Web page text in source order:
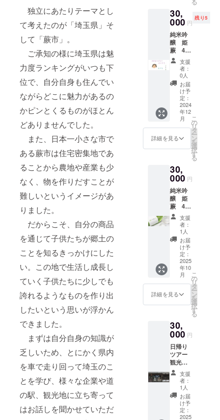
独立にあたりテーマとし
て考えたのが「埼玉県」そ
して「蕨市」。
ご承知の様に埼玉県は魅
力度ランキングがいつも下
位で、自分自身も住んでい
ながらどこに魅力があるの
かピンとくるものがほとん
どありませんでした。
また、日本一小さな市で
ある蕨市は住宅密集地であ
ることから農地や産業も少
なく、物を作りだすことが
難しいというイメージがあ
りました。
だからこそ、自分の商品
を通じて子供たちが郷土の
ことを知るきっかけにした
い。この地で生活し成長し
ていく子供たちに少しでも
誇れるようなものを作り出
したいという思いが浮かん
できました。
まずは自分自身の知識が
乏しいため、とにかく県内
を車で走り回って埼玉のこ
とを学び、様々な企業や道
の駅、観光地に立ち寄って
はお話しを聞かせていただ
5年間掲
載しま
す。 掲
載を希
望しな
い場
合、掲
載の中
止をご
希望の
場合に
はお知
らせく
ださ
い。
ホーム
ページ
によ
り、掲
や配置
等が変
更にな
る可能
性がご
ざいま
す。 掲
載方
法：文
字の
み、
ニック
ム、イ
ニシャ
意事
項：ご
支援に
際し、
必ず備
考欄に
掲載を
希望さ
れるお
名前を
ご記入
くださ
意事
項：ご
支援に
際し、
必ず備
考欄に
掲載を
希望さ
れるお
名前を
ご記入
くださ
い。 掲
載を希
望され
ない場
合に
し」と
ご記載
くださ
い。
シール
につい
て 現在
デザイ
ンは調
整中で
す。 リ
ターン
用のオ
リジナ
ルデザ
インの
ものを
イズは
60ｘ60
型を想
定して
います
が、変
更の可
能性も
ござい
ます。
予めご
変更等
によ
り、掲
載場所
や配置
等が変
更にな
る可能
性がご
ざいま
す。 掲
載方
法：文
字の
み、
ニック
ネー
ム、イ
ニシャ
ど。 注
意事
項：ご
支援に
際し、
必ず備
考欄に
掲載を
希望さ
れるお
名前を
ご記入
くださ
い。 掲
載を希
望され
ない場
希望な
し」と
ご記載
くださ
い。
シール
につい
て 現在
デザイ
ンは調
整中で
す。 リ
光や高
温多湿
避けて
保存 賞
味期
限：商
品発送
時点で
90日以
上のも
のをお
届けい
たしま
す。 原
産国:日
本 原材
料名：
米こう
じ（国
造）、
赤米
（埼玉
県蓮田
市産）
さくら
もち 名
称：あ
まざけ
内容
量：
770ｇ
保存方
法：直
射日光
や高温
多湿避
けて保
存 賞味
商品発
送時点
で90日
以上の
ものを
お届け
いたし
ます。
原産国:
日本 原
材料
名：米
こうじ
のをお
届けい
たしま
す。 原
産国:日
本 ※1歳
未満の
お子様
には食
べさせ
ないよ
うにご
注意く
ださ
い。 弊
社ホー
ムペー
ジへの
お名前
ついて
掲載期
間：
2025年
1月から
5年間掲
載しま
す。 掲
載を希
望しな
い場
合、掲
載の中
止をご
希望の
場合に
はお知
らせく
ださ
ホーム
ページ
のレイ
アウト
変更等
によ
り、掲
載場所
や配置
等が変
更にな
る可能
性がご
720ml
原材料
名：米
（国
産）、
米こう
じ（国
米）・
醸造ア
ルコー
ル 精米
歩合：
60％ ア
15％ 日
本酒
度：-1.5
弊社
ホーム
ページ
へのお
名前掲
載につ
いて 掲
載期
間：
2025年
1月から
5年間掲
載しま
す。 掲
載を希
望しな
い場
合、掲
載の中
希望の
場合に
はお知
らせく
ださ
い。
ホーム
ページ
のレイ
アウト
変更等
によ
り、掲
造にて
生産し
ていま
す。 4
合瓶
720ml 6
本セッ
トです.
※画像は
イメー
ジで
す。酒
器等は
付属し
ていま
純米吟
醸 姫
酒 内容
量：
720ml
原材料
名：米
（国
産）、
米こう
じ（国
産米）
精米歩
合：
60％ ア
ルコー
上16度
未満 弊
ムペー
ジへの
お名前
掲載に
ついて
掲載期
間：
2025年
1月から
5年間掲
載しま
す。 掲
載を希
ゆずを
使った
流会は
開催さ
せてい
ただき
ます。
その場
合、後
日ゆず
を使用
した商
品が完
成しま
お届け
をさせ
す。 お
客様の
ご都合
により
参加が
できな
い場合
にも、
食事を
除くゆ
ずを使
用した
商品に
ついて
はお届
せてい
ただき
参加者
様の現
地まで
の往復
の交通
費並び
に駐車
場代は
リター
ンに含
まれて
いませ
その旨
のご記
入をお
願い致
しま
す。 埼
玉県産
のお米
「彩の
きず
な」、
ゆずは
毛呂山
町産の
「桂木
ゆず」
の果汁
保存料
や着色
料を加
えず、
砂糖や
酒粕を
使用し
ていな
い麹の
あまざ
けで
す。 ノ
ンアル
コール
め、お
子様か
でお楽
しみい
ただけ
ます。
お米由
来の自
然な甘
さをご
堪能い
ただけ
ます。
暑かっ
オリジ
ナル
シー
ル・お
礼状・
弊社
ホーム
ページ
へのお
名前掲
載。
※20歳未
満の者
による
飲酒は
法令で
禁止さ
満の方
はこの
リター
ンを選
択でき
ませ
ん。 熊
谷の銘
酒「直
実 特
別本醸
造 あ
ぶらび
オリジ
ナルブ
ルーボ
トル
は、弊
社が権
さんに
お願い
して製
造して
もらっ
ている
オリジ
ナル
バー
30,
000 円
残り5
純米吟
醸 姫
蕨 4合
瓶
720ml
オリジ
ナルラ
ベル 6
本セッ
ト 送
料込
み お
よび
オリジ
ナル
シー
礼状・
弊社
ホーム
ページ
へのお
名前掲
載。
※20歳未
満の者
による
飲酒は
法令で
禁止さ
れてい
ます。
20歳未
満の方
択でき
ませ
ん。 オ
リジナ
ルシー
ル・お
礼状・
弊社
ホーム
ページ
へのお
名前掲
支援
者：
0人
お届
け予
定：
2024
年12
月
詳細を見る
こ
の
リ
タ
ー
ン
を
選
択
す
る
30,
000 円
純米吟
醸 姫
蕨 4合
瓶
720ml
12本
セッ
ト 送
料込
み お
よび
オリジ
ナル
シー
ル・お
礼状・
ホーム
ページ
へのお
名前掲
載・お
まけ
（埼玉
県産
狭山
茶 宇
治抹茶
入り玄
米茶
支援
者：
1人
お届
け予
定：
2025
年10
月
詳細を見る
こ
の
リ
タ
ー
ン
を
選
択
す
る
30,
000 円
日帰り
ツアー
観光・
食事・
お土産
つき
「埼玉
の酒蔵
試飲見
支援
者：
1人
お届
け予
定：
2025